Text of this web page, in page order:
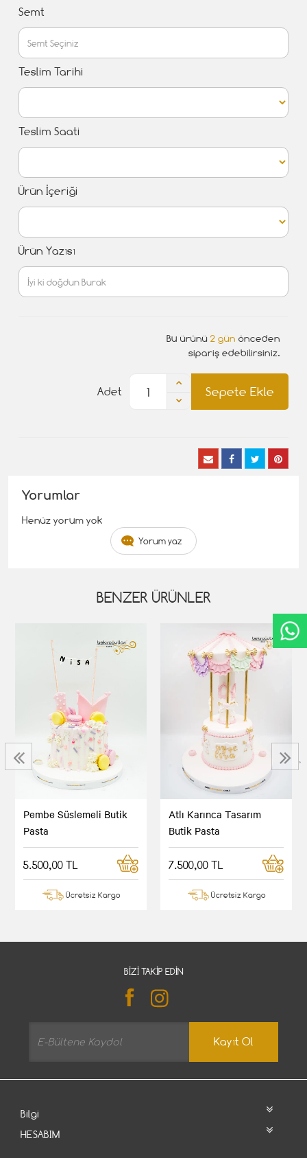
Semt
Teslim Tarihi
Teslim Saati
Ürün İçeriği
Ürün Yazısı
Bu ürünü 2 gün önceden
sipariş edebilirsiniz.
Sepete Ekle
Adet
Yorumlar
Henüz yorum yok
Yorum yaz
BENZER ÜRÜNLER
Pembe Süslemeli Butik
Pasta
5.500,00 TL
Ücretsiz Kargo
Atlı Karınca Tasarım
Butik Pasta
7.500,00 TL
Ücretsiz Kargo
‹ ›
BIZI TAKIP EDIN
Kayıt Ol
Bilgi
HESABIM